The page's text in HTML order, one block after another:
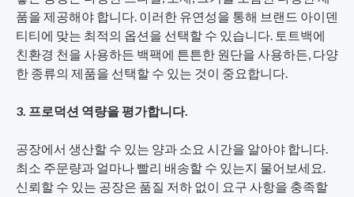
품을 제공해야 합니다. 이러한 유연성을 통해 브랜드 아이덴
티티에 맞는 최적의 옵션을 선택할 수 있습니다. 토트백에
친환경 천을 사용하든 백팩에 튼튼한 원단을 사용하든, 다양
한 종류의 제품을 선택할 수 있는 것이 중요합니다.
3. 프로덕션 역량을 평가합니다.
공장에서 생산할 수 있는 양과 소요 시간을 알아야 합니다.
최소 주문량과 얼마나 빨리 배송할 수 있는지 물어보세요.
신뢰할 수 있는 공장은 품질 저하 없이 요구 사항을 충족할